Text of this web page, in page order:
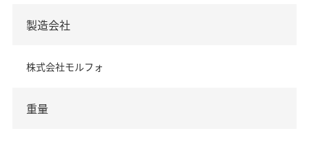
製造会社
株式会社モルフォ
重量